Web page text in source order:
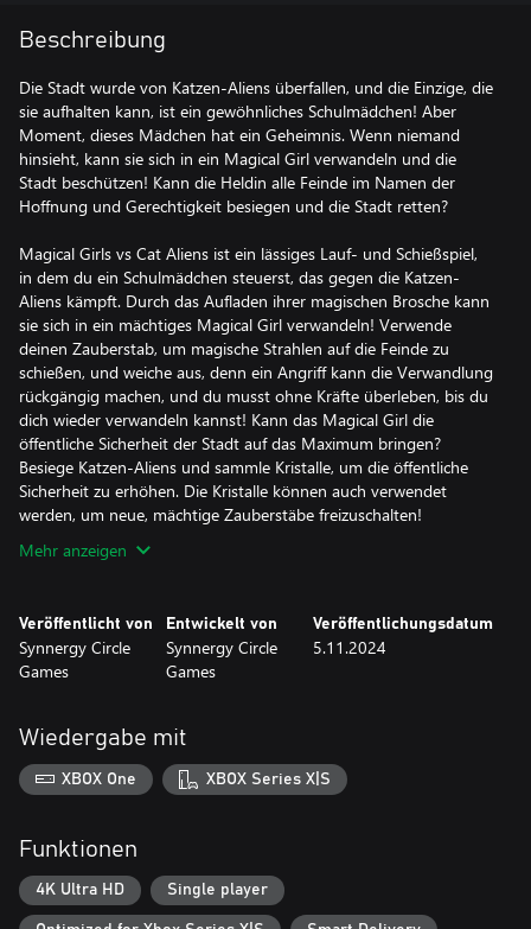
Beschreibung
Die Stadt wurde von Katzen-Aliens überfallen, und die Einzige, die
sie aufhalten kann, ist ein gewöhnliches Schulmädchen! Aber
Moment, dieses Mädchen hat ein Geheimnis. Wenn niemand
hinsieht, kann sie sich in ein Magical Girl verwandeln und die
Stadt beschützen! Kann die Heldin alle Feinde im Namen der
Hoffnung und Gerechtigkeit besiegen und die Stadt retten?
Magical Girls vs Cat Aliens ist ein lässiges Lauf- und Schießspiel,
in dem du ein Schulmädchen steuerst, das gegen die Katzen-
Aliens kämpft. Durch das Aufladen ihrer magischen Brosche kann
sie sich in ein mächtiges Magical Girl verwandeln! Verwende
deinen Zauberstab, um magische Strahlen auf die Feinde zu
schießen, und weiche aus, denn ein Angriff kann die Verwandlung
rückgängig machen, und du musst ohne Kräfte überleben, bis du
dich wieder verwandeln kannst! Kann das Magical Girl die
öffentliche Sicherheit der Stadt auf das Maximum bringen?
Besiege Katzen-Aliens und sammle Kristalle, um die öffentliche
Sicherheit zu erhöhen. Die Kristalle können auch verwendet
werden, um neue, mächtige Zauberstäbe freizuschalten!
Mehr anzeigen
Veröffentlicht von
Synnergy Circle
Games
Entwickelt von
Synnergy Circle
Games
Veröffentlichungsdatum
5.11.2024
Wiedergabe mit
XBOX One XBOX Series X|S
Funktionen
4K Ultra HD Single player